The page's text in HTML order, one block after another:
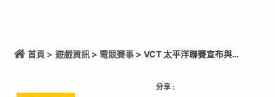
首頁 > 遊戲資訊> 電競賽事> VCT 太平洋聯賽宣布與
分享 :